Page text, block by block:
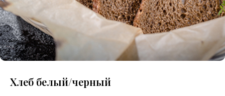
Хлеб белый/черный